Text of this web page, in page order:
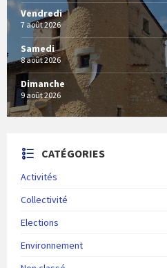
Vendredi
7 août 2026
Samedi
8 août 2026
Dimanche
9 août 2026
CATÉGORIES
Activités
Collectivité
Elections
Environnement